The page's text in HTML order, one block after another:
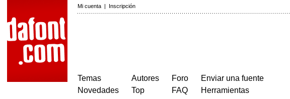
Mi cuenta | Inscripción
Temas
Novedades
Autores
Top
Foro
FAQ
Enviar una fuente
Herramientas